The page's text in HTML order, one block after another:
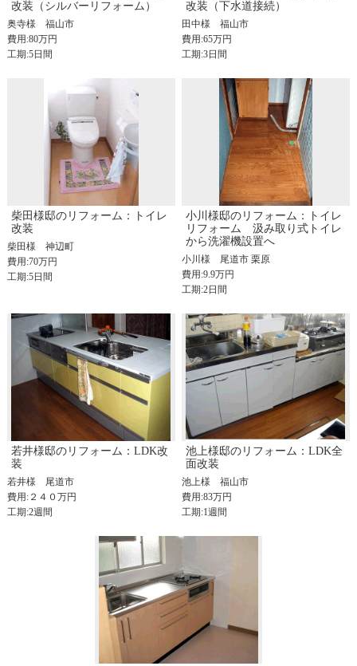
改装（シルバーリフォーム）
奥寺様福山市
費用:80万円
工期:5日間
改装（下水道接続）
田中様福山市
費用:65万円
工期:3日間
柴田様邸のリフォーム：トイレ
改装
柴田様神辺町
費用:70万円
工期:5日間
小川様邸のリフォーム：トイレ
リフォーム 汲み取り式トイレ
から洗濯機設置へ
小川様 尾道市 栗原
費用:9.9万円
工期:2日間
若井様邸のリフォーム：LDK改
装
若井様 尾道市
費用:２４０万円
工期:2週間
池上様邸のリフォーム：LDK全
面改装
池上様福山市
費用:83万円
工期:1週間